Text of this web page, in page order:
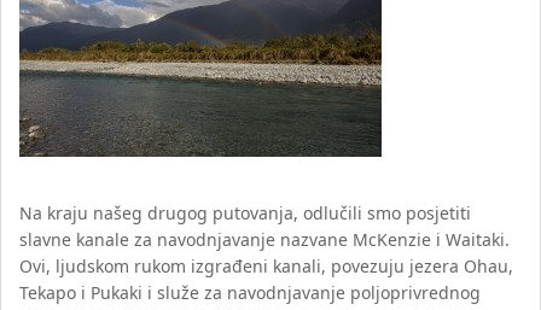
Na kraju našeg drugog putovanja, odlučili smo posjetiti
slavne kanale za navodnjavanje nazvane McKenzie i Waitaki.
Ovi, ljudskom rukom izgrađeni kanali, povezuju jezera Ohau,
Tekapo i Pukaki i služe za navodnjavanje poljoprivrednog